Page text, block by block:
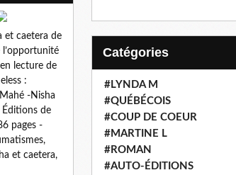
et caetera de
lecture de
:
-Nisha
Éditions de
pages -
et caetera,
Catégories
#LYNDA M
#QUÉBÉCOIS
#COUP DE COEUR
#MARTINE L
#ROMAN
#AUTO-ÉDITIONS